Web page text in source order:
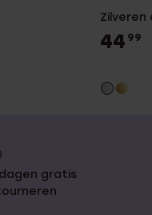
Zilveren
44 99
gratis